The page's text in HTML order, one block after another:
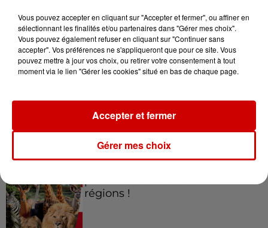
Jeux Voir plus
festival Marché Gourmand 2026
à Coulon !
régions !
Vous pouvez accepter en cliquant sur "Accepter et fermer", ou affiner en
sélectionnant les finalités et/ou partenaires dans "Gérer mes choix".
Vous pouvez également refuser en cliquant sur "Continuer sans
accepter". Vos préférences ne s'appliqueront que pour ce site. Vous
pouvez mettre à jour vos choix, ou retirer votre consentement à tout
moment via le lien "Gérer les cookies" situé en bas de chaque page.
Gérer mes choix
Accepter et fermer